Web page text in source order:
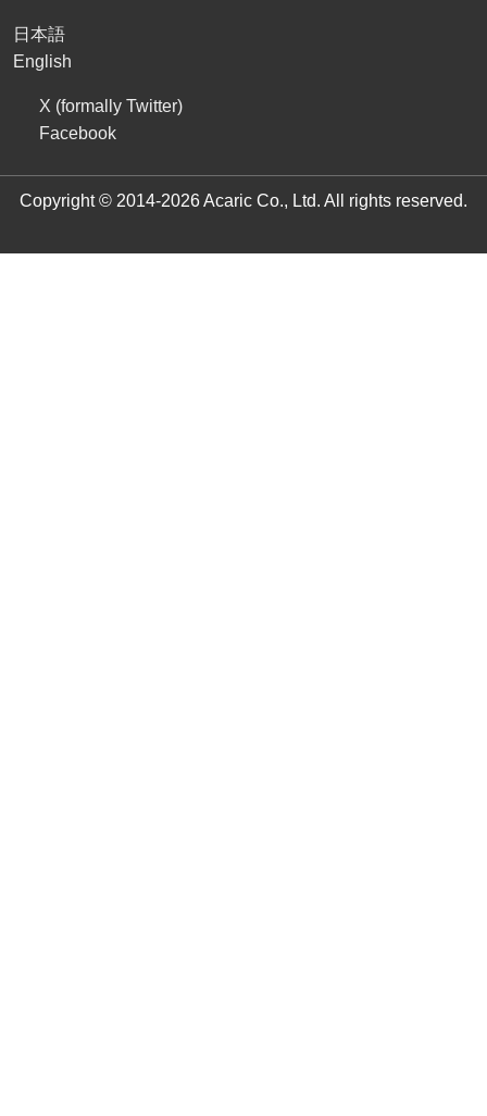
日本語
English
X (formally Twitter)
Facebook
Copyright © 2014-2026 Acaric Co., Ltd. All rights reserved.